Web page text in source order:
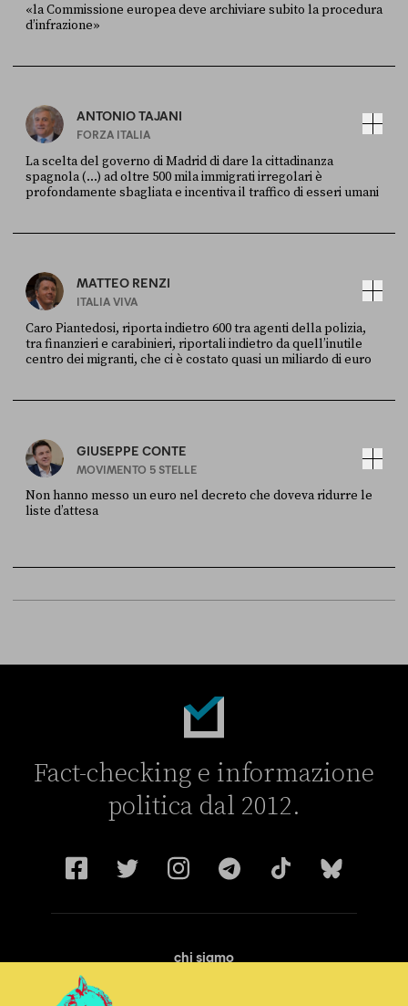
«la Commissione europea deve archiviare subito la procedura
d’infrazione»
ANTONIO TAJANI
FORZA ITALIA
La scelta del governo di Madrid di dare la cittadinanza
spagnola (...) ad oltre 500 mila immigrati irregolari è
profondamente sbagliata e incentiva il traffico di esseri umani
MATTEO RENZI
ITALIA VIVA
Caro Piantedosi, riporta indietro 600 tra agenti della polizia,
tra finanzieri e carabinieri, riportali indietro da quell’inutile
centro dei migranti, che ci è costato quasi un miliardo di euro
GIUSEPPE CONTE
MOVIMENTO 5 STELLE
Non hanno messo un euro nel decreto che doveva ridurre le
liste d’attesa
Fact-checking e informazione
politica dal 2012.
chi siamo